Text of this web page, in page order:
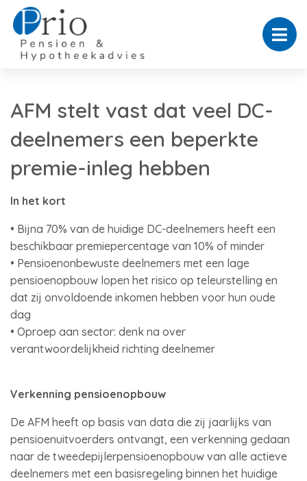
AFM stelt vast dat veel DC-
deelnemers een beperkte
premie-inleg hebben
In het kort
• Bijna 70% van de huidige DC-deelnemers heeft een
beschikbaar premiepercentage van 10% of minder
• Pensioenonbewuste deelnemers met een lage
pensioenopbouw lopen het risico op teleurstelling en
dat zij onvoldoende inkomen hebben voor hun oude
dag
• Oproep aan sector: denk na over
verantwoordelijkheid richting deelnemer
Verkenning pensioenopbouw
De AFM heeft op basis van data die zij jaarlijks van
pensioenuitvoerders ontvangt, een verkenning gedaan
naar de tweedepijlerpensioenopbouw van alle actieve
deelnemers met een basisregeling binnen het huidige